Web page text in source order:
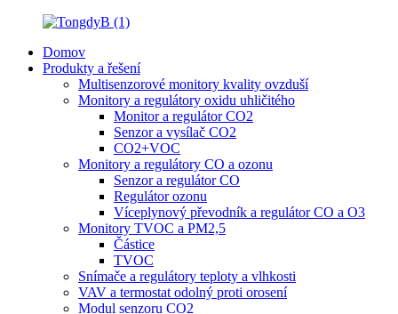
Domov
Produkty a řešení
Multisenzorové monitory kvality ovzduší
Monitory a regulátory oxidu uhličitého
Monitor a regulátor CO2
Senzor a vysílač CO2
CO2+VOC
Monitory a regulátory CO a ozonu
Senzor a regulátor CO
Regulátor ozonu
Víceplynový převodník a regulátor CO a O3
Monitory TVOC a PM2,5
Částice
TVOC
Snímače a regulátory teploty a vlhkosti
VAV a termostat odolný proti orosení
Modul senzoru CO2